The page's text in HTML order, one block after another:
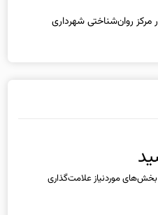
بخش‌های موردنیاز علامت‌گذاری